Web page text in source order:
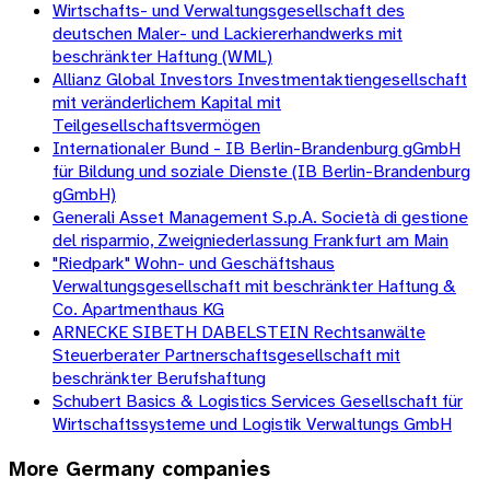
Wirtschafts- und Verwaltungsgesellschaft des
deutschen Maler- und Lackiererhandwerks mit
beschränkter Haftung (WML)
Allianz Global Investors Investmentaktiengesellschaft
mit veränderlichem Kapital mit
Teilgesellschaftsvermögen
Internationaler Bund - IB Berlin-Brandenburg gGmbH
für Bildung und soziale Dienste (IB Berlin-Brandenburg
gGmbH)
Generali Asset Management S.p.A. Società di gestione
del risparmio, Zweigniederlassung Frankfurt am Main
"Riedpark" Wohn- und Geschäftshaus
Verwaltungsgesellschaft mit beschränkter Haftung &
Co. Apartmenthaus KG
ARNECKE SIBETH DABELSTEIN Rechtsanwälte
Steuerberater Partnerschaftsgesellschaft mit
beschränkter Berufshaftung
Schubert Basics & Logistics Services Gesellschaft für
Wirtschaftssysteme und Logistik Verwaltungs GmbH
More Germany companies